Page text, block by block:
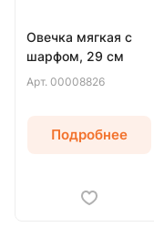
Овечка мягкая с
шарфом, 29 см
Арт. 00008826
Подробнее